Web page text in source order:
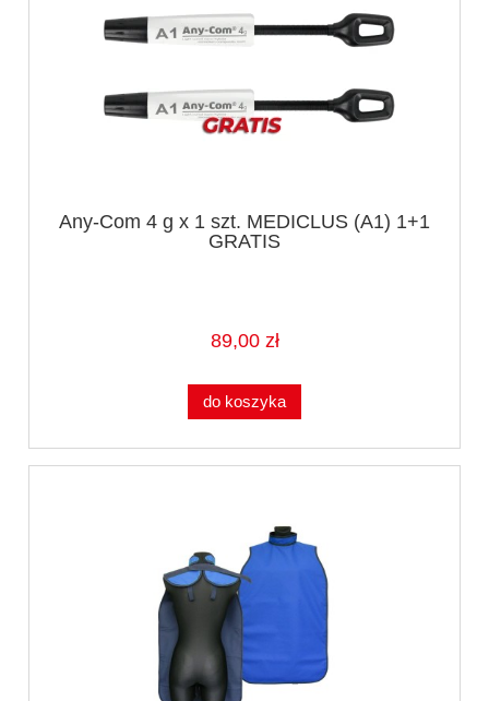
Any-Com 4 g x 1 szt. MEDICLUS (A1) 1+1
GRATIS
89,00 zł
do koszyka